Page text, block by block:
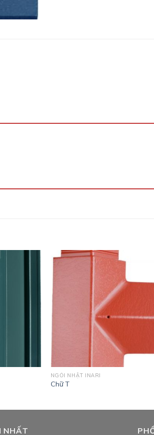
NGÓI NHẬT INARI
Chữ T
NHẤT